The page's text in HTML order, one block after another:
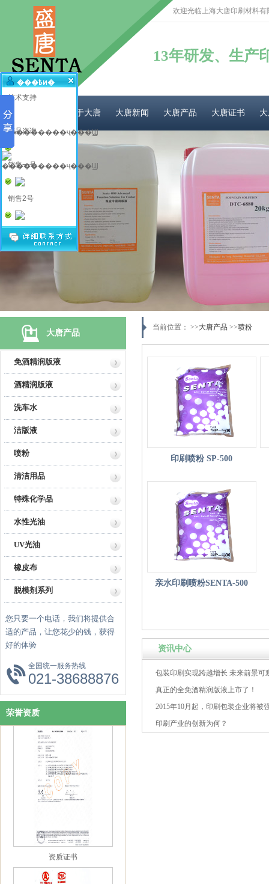
欢迎光临上海大唐印刷材料有
13年研发、生产
关于大唐 大唐新闻 大唐产品 大唐证书
大唐产品
免酒精润版液
酒精润版液
洗车水
洁版液
喷粉
清洁用品
特殊化学品
水性光油
UV光油
橡皮布
脱模剂系列
您只要一个电话，我们将提供合
适的产品，让您花少的钱，获得
好的体验
全国统一服务热线
021-38688876
荣誉资质
资质证书
资质证书
资质证书
当前位置： >>大唐产品 >>喷粉
印刷喷粉 SP-500
亲水印刷喷粉SENTA-500
资讯中心
包装印刷实现跨越增长 未来前景可
真正的全免酒精润版液上市了！
2015年10月起，印刷包装企业将被
污费印刷产业的创新为何？
���߿ͷ�
技术支持
产品咨询
销售一号
销售2号